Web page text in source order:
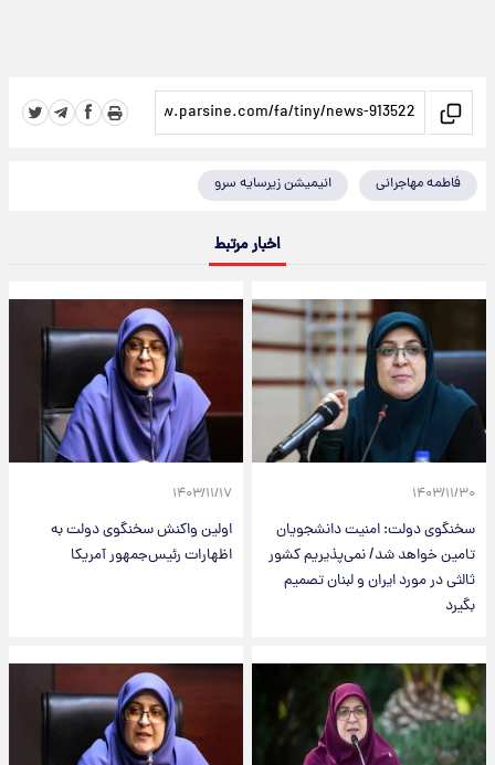
فاطمه مهاجرانی انیمیشن زیرسایه سرو
اخبار مرتبط
۱۴۰۳/۱۱/۳۰
سخنگوی دولت: امنیت دانشجویان
تامین خواهد شد/ نمی‌پذیریم کشور
ثالثی در مورد ایران و لبنان تصمیم
بگیرد
۱۴۰۳/۱۱/۱۷
اولین واکنش سخنگوی دولت به
اظهارات رئیس‌جمهور آمریکا